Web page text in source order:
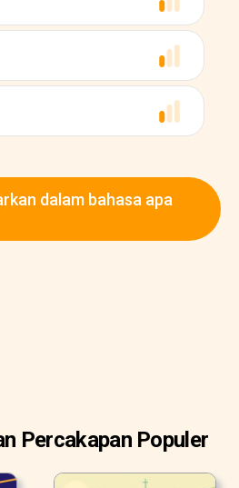
dalam bahasa apa
Percakapan Populer